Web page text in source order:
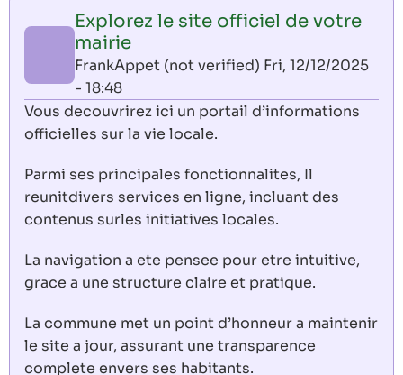
Explorez le site officiel de votre
mairie
FrankAppet (not verified) Fri, 12/12/2025
- 18:48
Vous decouvrirez ici un portail d’informations
officielles sur la vie locale.
Parmi ses principales fonctionnalites, Il
reunitdivers services en ligne, incluant des
contenus surles initiatives locales.
La navigation a ete pensee pour etre intuitive,
grace a une structure claire et pratique.
La commune met un point d’honneur a maintenir
le site a jour, assurant une transparence
complete envers ses habitants.